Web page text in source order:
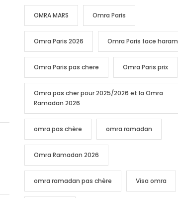
OMRA MARS Omra Paris
Omra Paris 2026 Omra Paris face haram
Omra Paris pas chere Omra Paris prix
Omra pas cher pour 2025/2026 et la Omra
Ramadan 2026
omra pas chère omra ramadan
Omra Ramadan 2026
omra ramadan pas chère Visa omra